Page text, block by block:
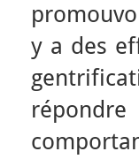
y a des